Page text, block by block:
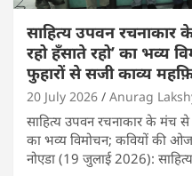
साहित्य उपवन
रहो हॅंसाते रहो’ का भव्य
फुहारों से सजी काव्य
20 July 2026 Anurag
साहित्य उपवन रचनाकार के मंच से
का भव्य विमोचन; कवियों की
नोएडा (19 जुलाई 2026):